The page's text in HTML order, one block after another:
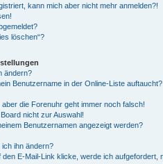
kann mich aber nicht mehr anmelden?!
löschen“?
ändern?
Benutzername in der Online-Liste auftaucht?
die Forenuhr geht immer noch falsch!
nicht zur Auswahl!
Benutzernamen angezeigt werden?
ihn ändern?
E-Mail-Link klicke, werde ich aufgefordert,